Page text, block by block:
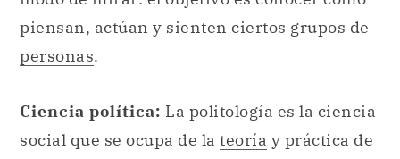
Ciencia política: La politología es la ciencia
social que se ocupa de lateoríay práctica de
lapolítica
«políticos» en la sociedad. Presenta una
constante interacción con otras ciencias